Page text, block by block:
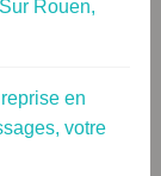
Rouen,
en
votre